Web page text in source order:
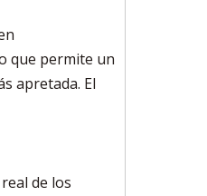
que permite un
apretada. El
de los